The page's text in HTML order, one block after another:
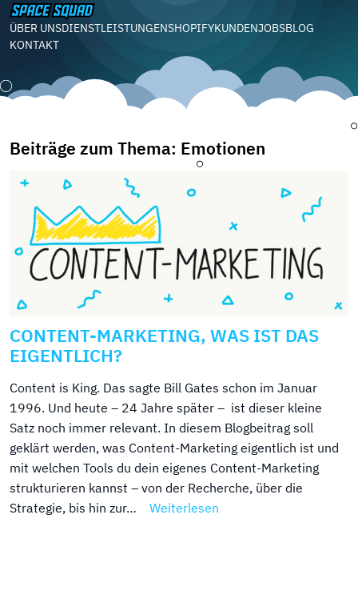
ÜBER UNSDIENSTLEISTUNGENSHOPIFYKUNDENJOBSBLOG
KONTAKT
Beiträge zum Thema: Emotionen
CONTENT-MARKETING, WAS IST DAS
EIGENTLICH?
Content is King. Das sagte Bill Gates schon im Januar
1996. Und heute – 24 Jahre später – ist dieser kleine
Satz noch immer relevant. In diesem Blogbeitrag soll
geklärt werden, was Content-Marketing eigentlich ist und
mit welchen Tools du dein eigenes Content-Marketing
strukturieren kannst – von der Recherche, über die
Strategie, bis hin zur…
Weiterlesen